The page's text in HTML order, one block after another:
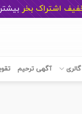
ب
گالری آگهی ترحیم تقویم